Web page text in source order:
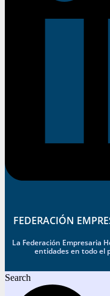
FEDERACIÓN
La Federación Empresaria
entidades en todo el
Search